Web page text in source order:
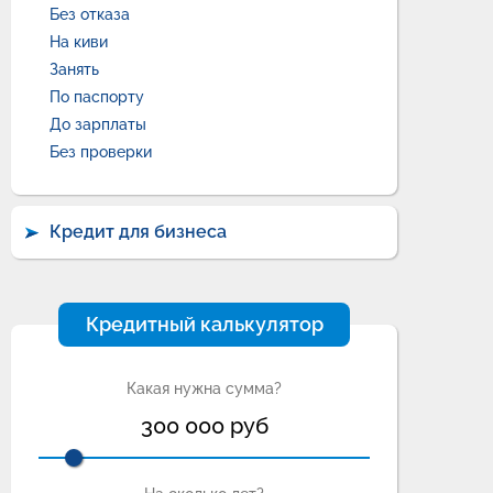
Без отказа
На киви
Занять
По паспорту
До зарплаты
Без проверки
Кредит для бизнеса
Кредитный калькулятор
Какая нужна сумма?
300 000руб